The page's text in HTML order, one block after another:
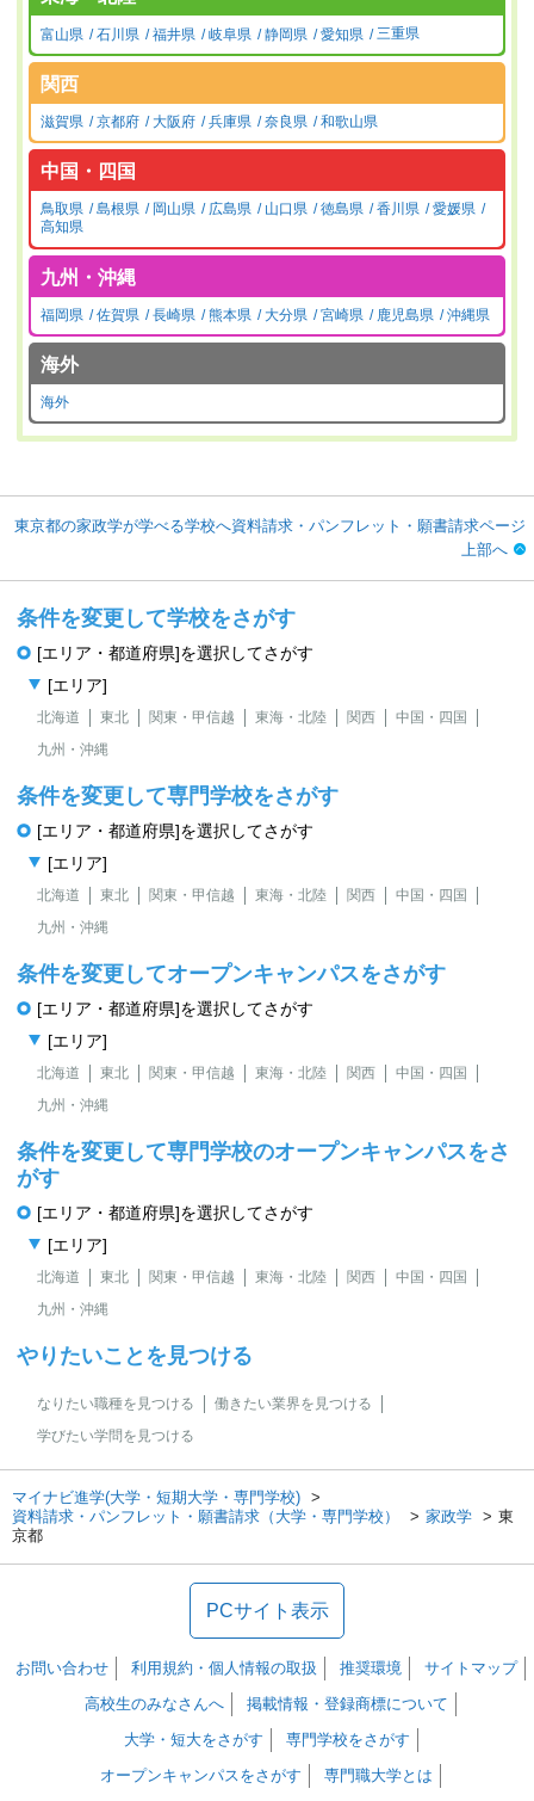
富山県 石川県 福井県 岐阜県 静岡県 愛知県 三重県
関西
滋賀県 京都府 大阪府 兵庫県 奈良県 和歌山県
中国・四国
鳥取県 島根県 岡山県 広島県 山口県 徳島県 香川県
愛媛県
高知県
九州・沖縄
福岡県 佐賀県 長崎県 熊本県 大分県 宮崎県 鹿児島県 沖縄県
海外
海外
東京都の家政学が学べる学校へ資料請求・パンフレット・願書請求ページ
上部へ
条件を変更して学校をさがす
[エリア・都道府県]を選択してさがす
[エリア]
北海道 東北 関東・甲信越 東海・北陸 関西
中国・四国
九州・沖縄
条件を変更して専門学校をさがす
[エリア・都道府県]を選択してさがす
[エリア]
北海道 東北 関東・甲信越 東海・北陸 関西
中国・四国
九州・沖縄
条件を変更してオープンキャンパスをさがす
[エリア・都道府県]を選択してさがす
[エリア]
北海道 東北 関東・甲信越 東海・北陸 関西
中国・四国
九州・沖縄
条件を変更して専門学校のオープンキャンパスをさ
がす
[エリア・都道府県]を選択してさがす
[エリア]
北海道 東北 関東・甲信越 東海・北陸 関西
中国・四国
九州・沖縄
やりたいことを見つける
なりたい職種を見つける
働きたい業界を見つける
学びたい学問を見つける
マイナビ進学(大学・短期大学・専門学校)
資料請求・パンフレット・願書請求（大学・専門学校）
家政学
東
京都
PCサイト表示
お問い合わせ 利用規約・個人情報の取扱 推奨環境
サイトマップ
高校生のみなさんへ
掲載情報・登録商標について
大学・短大をさがす
専門学校をさがす
オープンキャンパスをさがす
専門職大学とは